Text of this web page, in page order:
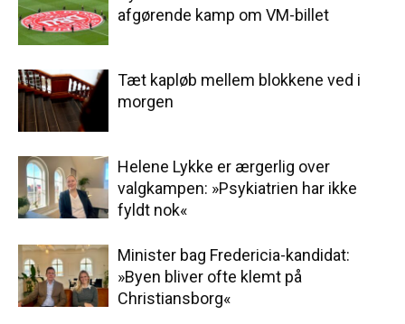
afgørende kamp om VM-billet
Tæt kapløb mellem blokkene ved i
morgen
Helene Lykke er ærgerlig over
valgkampen: »Psykiatrien har ikke
fyldt nok«
Minister bag Fredericia-kandidat:
»Byen bliver ofte klemt på
Christiansborg«